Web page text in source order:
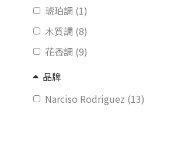
琥珀調 (1)
木質調 (8)
花香調 (9)
品牌
Narciso Rodriguez (13)